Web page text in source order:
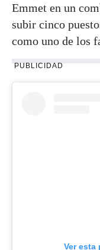
Emmet en un
subir cinco
como uno de los
PUBLICIDAD
Ver esta